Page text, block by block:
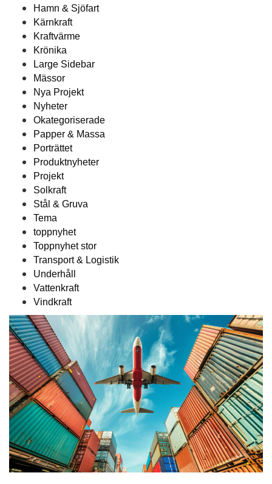
Hamn & Sjöfart
Kärnkraft
Kraftvärme
Krönika
Large Sidebar
Mässor
Nya Projekt
Nyheter
Okategoriserade
Papper & Massa
Porträttet
Produktnyheter
Projekt
Solkraft
Stål & Gruva
Tema
toppnyhet
Toppnyhet stor
Transport & Logistik
Underhåll
Vattenkraft
Vindkraft